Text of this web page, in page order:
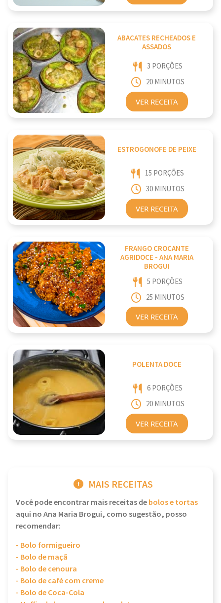
ABACATES RECHEADOS E
ASSADOS
3 PORÇÕES
20 MINUTOS
VER RECEITA
ESTROGONOFE DE PEIXE
15 PORÇÕES
30 MINUTOS
VER RECEITA
FRANGO CROCANTE
AGRIDOCE - ANA MARIA
BROGUI
5 PORÇÕES
25 MINUTOS
VER RECEITA
POLENTA DOCE
6 PORÇÕES
20 MINUTOS
VER RECEITA
MAIS RECEITAS
Você pode encontrar mais receitas debolos e tortas
aqui no Ana Maria Brogui, como sugestão, posso
recomendar:
- Bolo formigueiro
- Bolo de maçã
- Bolo de cenoura
- Bolo de café com creme
- Bolo de Coca-Cola